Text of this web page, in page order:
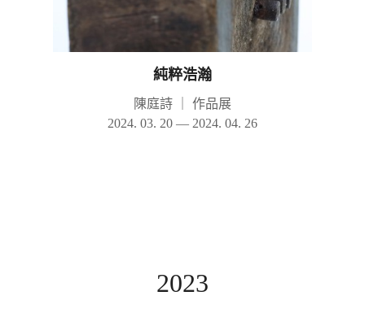
純粹浩瀚
陳庭詩
作品展
2024. 03. 20 — 2024. 04. 26
2023